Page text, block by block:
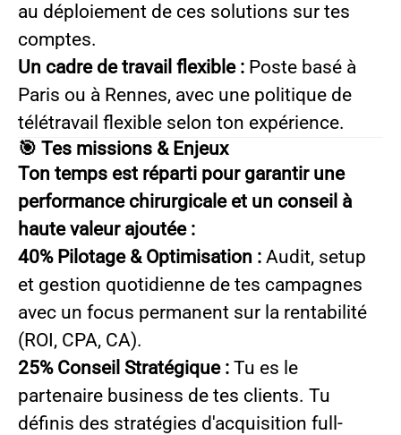
au déploiement de ces solutions sur tes
comptes.
Un cadre de travail flexible : Poste basé à
Paris ou à Rennes, avec une politique de
télétravail flexible selon ton expérience.
🎯 Tes missions & Enjeux
Ton temps est réparti pour garantir une
performance chirurgicale et un conseil à
haute valeur ajoutée :
40% Pilotage & Optimisation : Audit, setup
et gestion quotidienne de tes campagnes
avec un focus permanent sur la rentabilité
(ROI, CPA, CA).
25% Conseil Stratégique : Tu es le
partenaire business de tes clients. Tu
définis des stratégies d'acquisition full-